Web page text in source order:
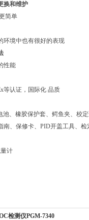
换和维护
简单
环境中也有很好的表现
性能
等认证，国际化 品质
池、橡胶保护套、鳄鱼夹、校
南、保修卡、PID开盖工具、检
计
检测仪PGM-7340